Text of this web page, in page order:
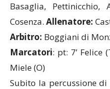
Cosenza. Allenatore:
Arbitro: Boggiani di
Marcatori: pt: 7’ Felice
Miele (O)
Subito la percussione di
L’Olimpia è brava a non